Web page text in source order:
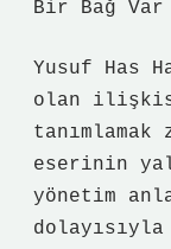
Bir Bağ Var
Yusuf Has
olan
eserinin
yönetim